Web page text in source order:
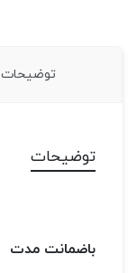
توضیحات
توضیحات
باضمانت مدت